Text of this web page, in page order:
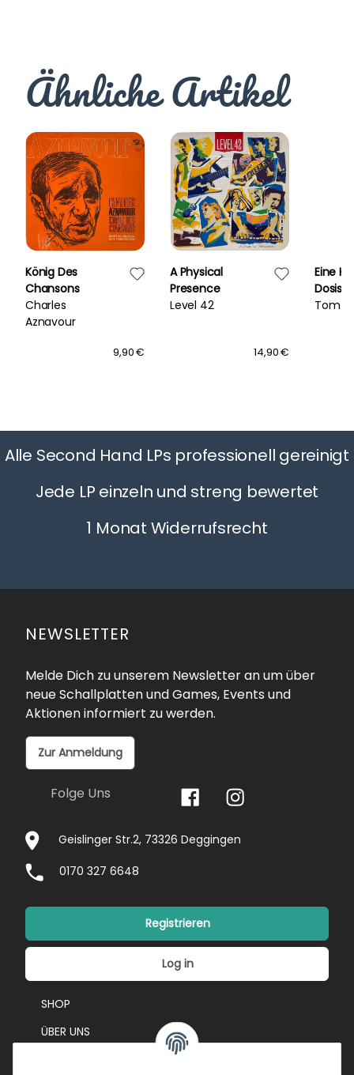
Ähnliche Artikel
König Des
Chansons
Charles
Aznavour
9,90 €
A Physical
Presence
Level 42
14,90 €
Eine
Dosis
Tom
Alle Second Hand LPs professionell gereinigt
Jede LP einzeln und streng bewertet
1 Monat Widerrufsrecht
NEWSLETTER
Melde Dich zu unserem Newsletter an um über
neue Schallplatten und Games, Events und
Aktionen informiert zu werden.
Zur Anmeldung
Folge Uns
Geislinger Str.2, 73326 Deggingen
0170 327 6648
Registrieren
Log in
SHOP
ÜBER UNS